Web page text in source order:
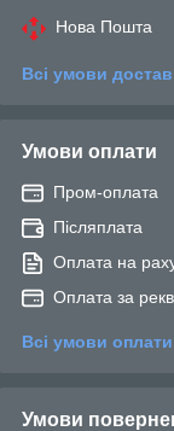
Нова Пошта
Всі умови
Умови оплати
Пром-оплата
Післяплата
Оплата на
Оплата за
Всі умови оплати
Умови